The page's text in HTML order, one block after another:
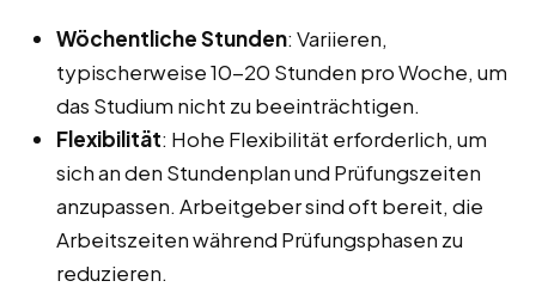
Wöchentliche Stunden: Variieren,
typischerweise 10-20 Stunden pro Woche, um
das Studium nicht zu beeinträchtigen.
Flexibilität: Hohe Flexibilität erforderlich, um
sich an den Stundenplan und Prüfungszeiten
anzupassen. Arbeitgeber sind oft bereit, die
Arbeitszeiten während Prüfungsphasen zu
reduzieren.